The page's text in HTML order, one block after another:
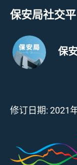
保安局社交
保
修订日期:2021